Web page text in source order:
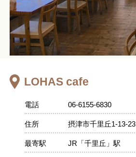
LOHAS cafe
電話 06-6155-6830
住所 摂津市千里丘1-13-23
最寄駅 JR「千里丘」駅